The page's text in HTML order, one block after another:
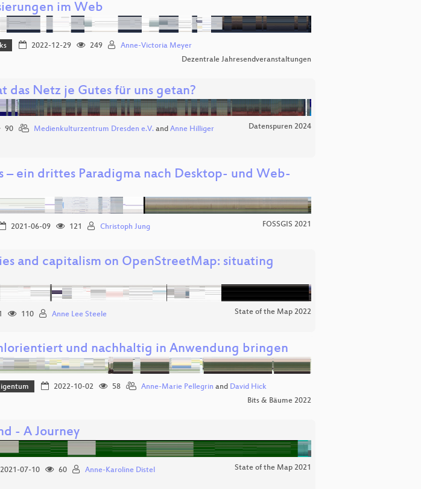
im Web
2022-12-29 249
Anne-Victoria Meyer
Dezentrale Jahresendveranstaltungen
das Netz je Gutes für uns getan?
90 Medienkulturzentrum Dresden e.V.and Anne Hilliger Datenspuren 2024
– ein drittes Paradigma nach Desktop- und Web-
2021-06-09 121 Christoph Jung FOSSGIS 2021
and capitalism on OpenStreetMap: situating
110 Anne Lee Steele State of the Map 2022
und nachhaltig in Anwendung bringen
2022-10-02 58 Anne-Marie Pellegrin and David Hick
Bits & Bäume 2022
- A Journey
2021-07-10 60 Anne-Karoline Distel State of the Map 2021